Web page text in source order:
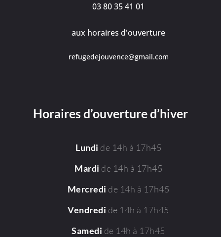
03 80 35 41 01
aux horaires d'ouverture
refugedejouvence@gmail.com
Horaires d’ouverture d’hiver
Lundi de 14h à 17h45
Mardi de 14h à 17h45
Mercredi de 14h à 17h45
Vendredi de 14h à 17h45
Samedi de 14h à 17h45